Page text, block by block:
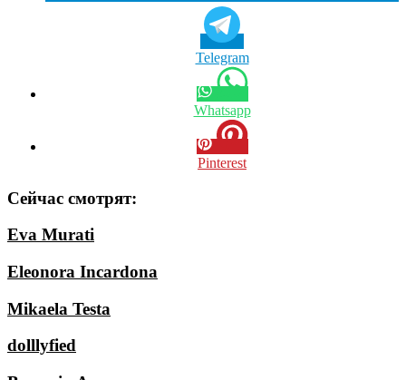
Telegram
Whatsapp
Pinterest
Сейчас смотрят:
Eva Murati
Eleonora Incardona
Mikaela Testa
dolllyfied